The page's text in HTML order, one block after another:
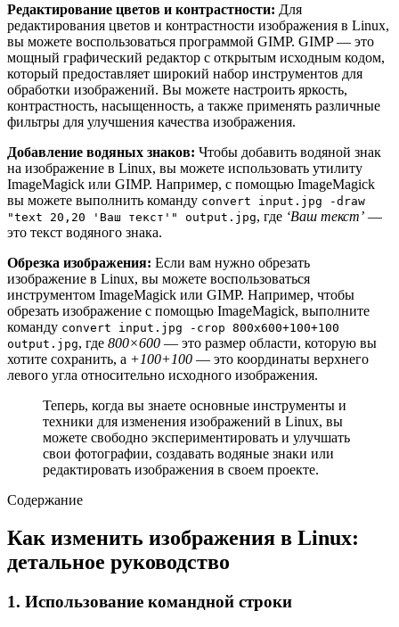
Редактирование цветов и контрастности: Для
редактирования цветов и контрастности изображения в Linux,
вы можете воспользоваться программой GIMP. GIMP — это
мощный графический редактор с открытым исходным кодом,
который предоставляет широкий набор инструментов для
обработки изображений. Вы можете настроить яркость,
контрастность, насыщенность, а также применять различные
фильтры для улучшения качества изображения.
Добавление водяных знаков: Чтобы добавить водяной знак
на изображение в Linux, вы можете использовать утилиту
ImageMagick или GIMP. Например, с помощью ImageMagick
вы можете выполнить команду convert input.jpg -draw
"text 20,20 'Ваш текст'" output.jpg, где ‘Ваш текст’ —
это текст водяного знака.
Обрезка изображения: Если вам нужно обрезать
изображение в Linux, вы можете воспользоваться
инструментом ImageMagick или GIMP. Например, чтобы
обрезать изображение с помощью ImageMagick, выполните
команду convert input.jpg -crop 800x600+100+100
output.jpg, где 800×600 — это размер области, которую вы
хотите сохранить, а +100+100 — это координаты верхнего
левого угла относительно исходного изображения.
Теперь, когда вы знаете основные инструменты и
техники для изменения изображений в Linux, вы
можете свободно экспериментировать и улучшать
свои фотографии, создавать водяные знаки или
редактировать изображения в своем проекте.
Содержание
Как изменить изображения в Linux:
детальное руководство
1. Использование командной строки